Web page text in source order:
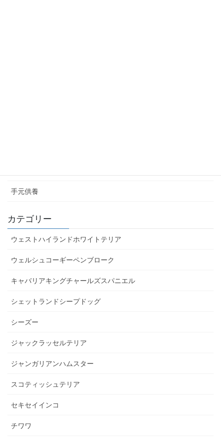
手元供養
カテゴリー
ウェストハイランドホワイトテリア
ウェルシュコーギーペンブローク
キャバリアキングチャールズスパニエル
シェットランドシープドッグ
シーズー
ジャックラッセルテリア
ジャンガリアンハムスター
スコティッシュテリア
セキセイインコ
チワワ